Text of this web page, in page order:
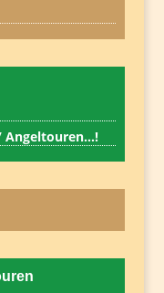
Angeltouren…!